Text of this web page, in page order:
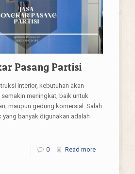
Pasang Partisi
interior, kebutuhan akan
meningkat, baik untuk
maupun gedung komersial. Salah
yang banyak digunakan adalah
0 Read more